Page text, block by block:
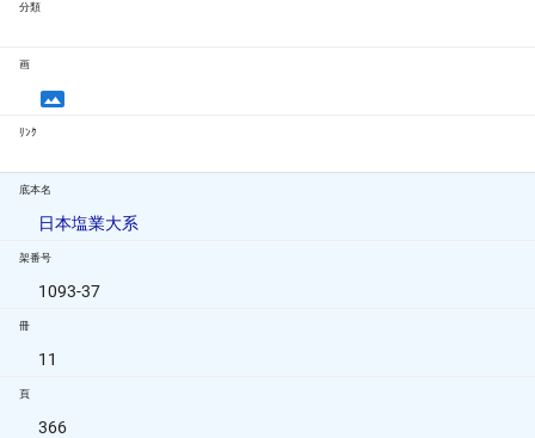
分類
画
ﾘﾝｸ
底本名
日本塩業大系
架番号
1093-37
冊
11
頁
366